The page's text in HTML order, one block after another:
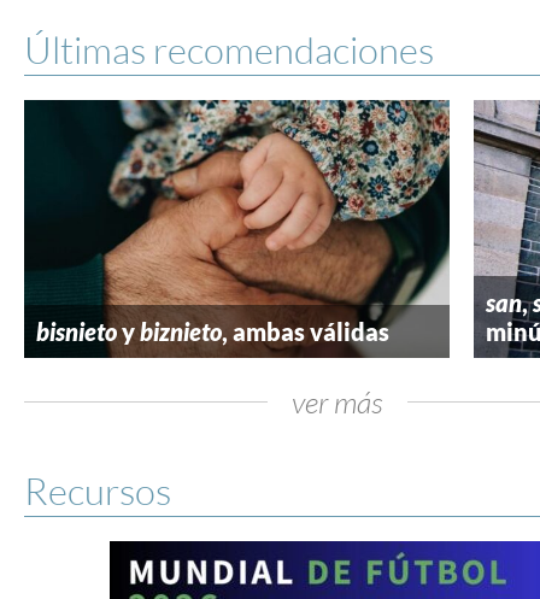
Últimas recomendaciones
bisnietoybiznieto, ambas válidas
san,
ver más
Recursos